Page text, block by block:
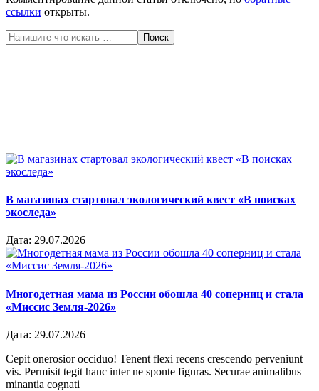
ссылки открыты.
Поиск
В магазинах стартовал экологический квест «В поисках
экоследа»
Дата: 29.07.2026
Многодетная мама из России обошла 40 соперниц и стала
«Миссис Земля-2026»
Дата: 29.07.2026
Cepit onerosior occiduo! Tenent flexi recens crescendo perveniunt
vis. Permisit tegit hanc inter ne sponte figuras. Securae animalibus
minantia cognati